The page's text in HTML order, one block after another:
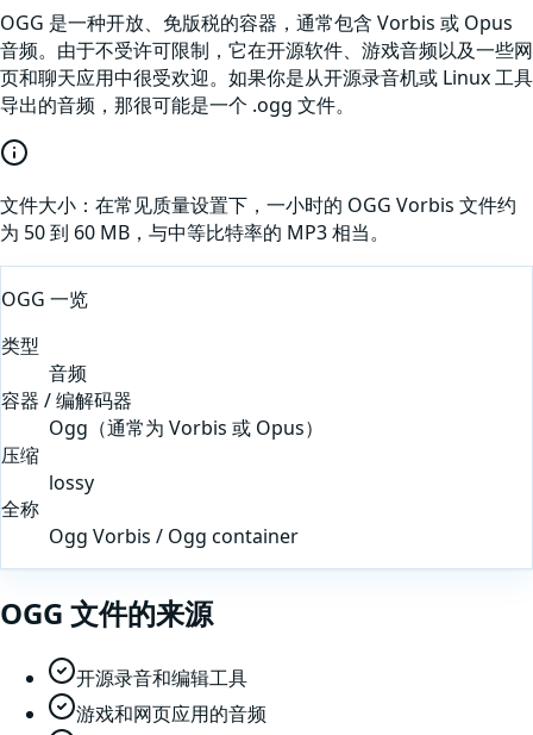
OGG 是一种开放、免版税的容器，通常包含 Vorbis 或 Opus
音频。由于不受许可限制，它在开源软件、游戏音频以及一些网
页和聊天应用中很受欢迎。如果你是从开源录音机或 Linux 工具
导出的音频，那很可能是一个 .ogg 文件。
文件大小： 在常见质量设置下，一小时的 OGG Vorbis 文件约
为 50 到 60 MB，与中等比特率的 MP3 相当。
OGG 一览
类型
音频
容器 / 编解码器
Ogg（通常为 Vorbis 或 Opus）
压缩
lossy
全称
Ogg Vorbis / Ogg container
OGG 文件的来源
开源录音和编辑工具
游戏和网页应用的音频